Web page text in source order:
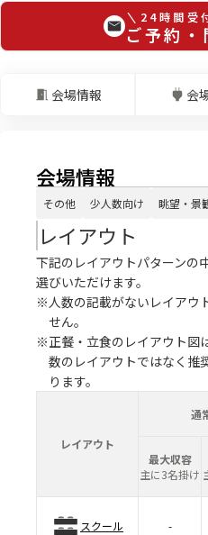
24時間受
ご予約・
会場情報 会
会場情報
その他 少人数向け 眺望・景
レイアウト
下記のレイアウトパターンの
選びいただけます。
※人数の記載がないレイアウ
せん。
※正餐・立食のレイアウト図
数のレイアウトではなく推
ります。
レイアウト
通
最大収容
主に3名掛け
スクール -